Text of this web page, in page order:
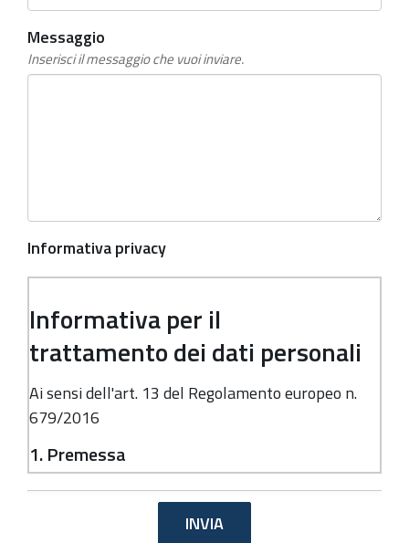
Messaggio
Inserisci il messaggio che vuoi inviare.
Informativa privacy
Informativa per il
trattamento dei dati personali
Ai sensi dell'art. 13 del Regolamento europeo n.
679/2016
1. Premessa
Ai sensi dell'art. 13 del Regolamento europeo n.
679/2016, la Giunta della Regione Emilia-